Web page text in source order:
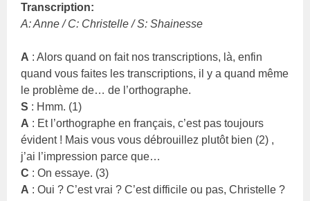
Transcription:
A: Anne / C: Christelle / S: Shainesse
A : Alors quand on fait nos transcriptions, là, enfin
quand vous faites les transcriptions, il y a quand même
le problème de… de l’orthographe.
S : Hmm. (1)
A : Et l’orthographe en français, c’est pas toujours
évident ! Mais vous vous débrouillez plutôt bien (2) ,
j’ai l’impression parce que…
C : On essaye. (3)
A : Oui ? C’est vrai ? C’est difficile ou pas, Christelle ?